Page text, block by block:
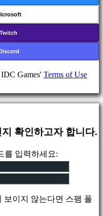
Twitch
Discord
Games' Terms of Use
확인하고자 합니다.
를 입력하세요:
보이지 않는다면 스팸 폴